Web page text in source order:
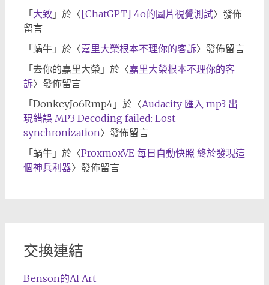
「 大致 」於〈[ChatGPT] 4o的圖片視覺測試〉發佈
留言
「 蝸牛」於〈嘉里大榮根本不理你的客訴〉發佈留言
「 去你的嘉里大榮 」於〈嘉里大榮根本不理你的客
訴〉發佈留言
「 DonkeyJo6Rmp4」於〈Audacity 匯入 mp3 出
現錯誤 MP3 Decoding failed: Lost
synchronization〉發佈留言
「 蝸牛」於〈ProxmoxVE 每日自動快照 終於發現這
個神兵利器〉發佈留言
交換連結
Benson的AI Art